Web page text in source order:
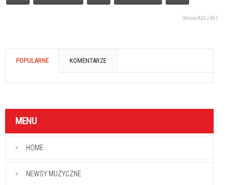
Strona 833 z 897
POPULARNE KOMENTARZE
MENU
HOME
NEWSY MUZYCZNE